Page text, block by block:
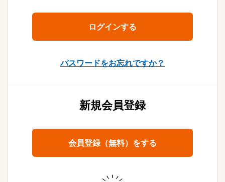
パスワードをお忘れですか？
新規会員登録
会員登録（無料）をする